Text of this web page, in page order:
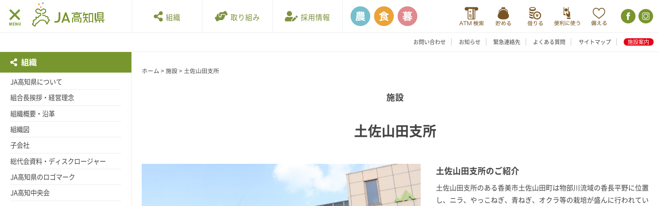
組織 取り組み 採用情報
お問い合わせ お知らせ 緊急連絡先 よくある質問 サイトマップ 施設案内
ホーム > 施設> 土佐山田支所
施設
土佐山田支所
土佐山田支所のご紹介
土佐山田支所のある香美市土佐山田町は物部川流域の香長平野に位置
し、ニラ、やっこねぎ、青ねぎ、オクラ等の栽培が盛んに行われてい
組織
JA高知県について
組合長挨拶・経営理念
組織概要・沿革
組織図
子会社
総代会資料・ディスクロージャー
JA高知県のロゴマーク
JA高知中央会